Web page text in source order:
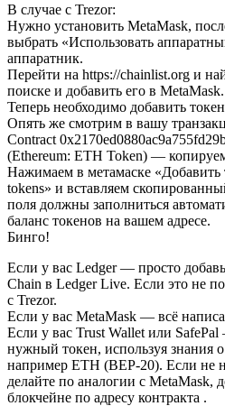
В случае с Trezor:
Нужно установить MetaMask,
выбрать «Использовать
аппаратник.
Перейти на https://chainlist.org и
поиске и добавить его в MetaMask.
Теперь необходимо добавить
Опять же смотрим в вашу
Contract
(Ethereum: ETH Token) —
Нажимаем в метамаске
tokens» и вставляем
поля должны заполниться
баланс токенов на вашем адресе.
Бинго!
Если у вас Ledger — просто
Chain в Ledger Live. Если это не
с Trezor.
Если у вас MetaMask — всё
Если у вас Trust Wallet или
нужный токен, используя знания
например ETH (BEP-20). Если не
делайте по аналогии с MetaMask,
блокчейне по адресу контракта .